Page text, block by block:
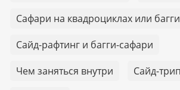
Сафари на квадроциклах или багги
Сайд-рафтинг и багги-сафари
Чем заняться внутри
Сайд-трип